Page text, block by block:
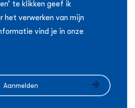
te klikken geef ik
het verwerken van mijn
vind je in onze